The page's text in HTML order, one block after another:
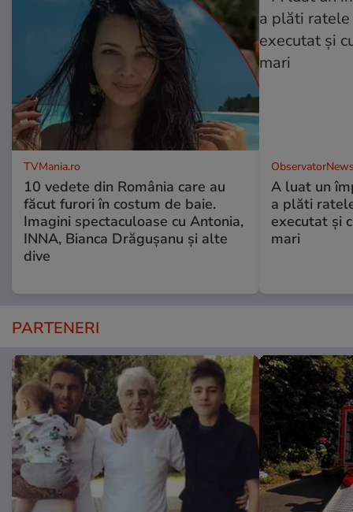
TVMania.ro
10 vedete din România care au
făcut furori în costum de baie.
Imagini spectaculoase cu Antonia,
INNA, Bianca Drăgușanu și alte
dive
A luat un
a plăti
executat şi
mari
PARTENERI